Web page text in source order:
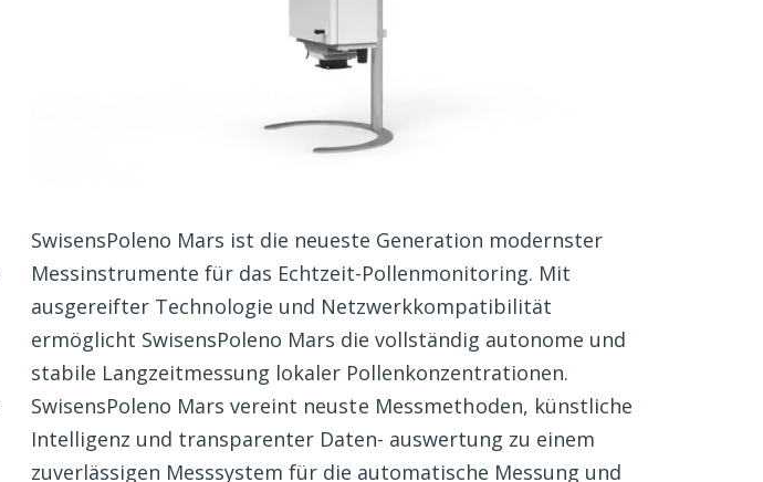
SwisensPoleno Mars ist die neueste Generation modernster
Messinstrumente für das Echtzeit-Pollenmonitoring. Mit
ausgereifter Technologie und Netzwerkkompatibilität
ermöglicht SwisensPoleno Mars die vollständig autonome und
stabile Langzeitmessung lokaler Pollenkonzentrationen.
SwisensPoleno Mars vereint neuste Messmethoden, künstliche
Intelligenz und transparenter Daten- auswertung zu einem
zuverlässigen Messsystem für die automatische Messung und